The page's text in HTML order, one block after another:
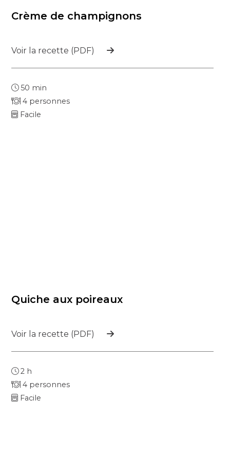
Crème de champignons
Voir la recette (PDF)
50 min
4 personnes
Facile
Quiche aux poireaux
Voir la recette (PDF)
2 h
4 personnes
Facile